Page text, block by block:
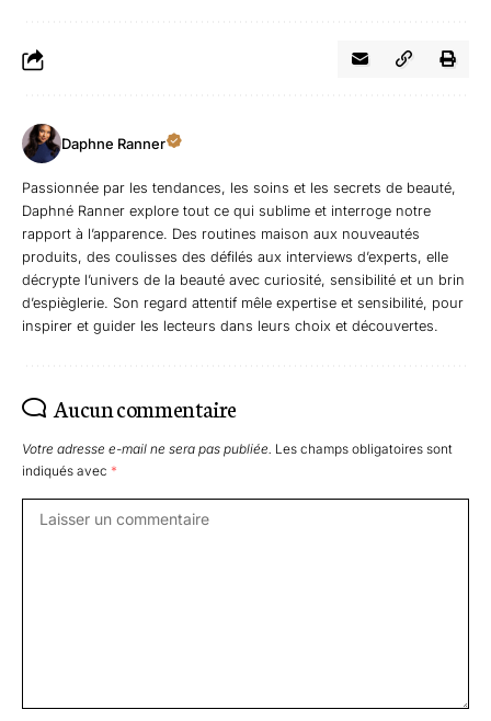
Daphne Ranner
Passionnée par les tendances, les soins et les secrets de beauté,
Daphné Ranner explore tout ce qui sublime et interroge notre
rapport à l’apparence. Des routines maison aux nouveautés
produits, des coulisses des défilés aux interviews d’experts, elle
décrypte l’univers de la beauté avec curiosité, sensibilité et un brin
d’espièglerie. Son regard attentif mêle expertise et sensibilité, pour
inspirer et guider les lecteurs dans leurs choix et découvertes.
Aucun commentaire
Votre adresse e-mail ne sera pas publiée. Les champs obligatoires sont
indiqués avec *